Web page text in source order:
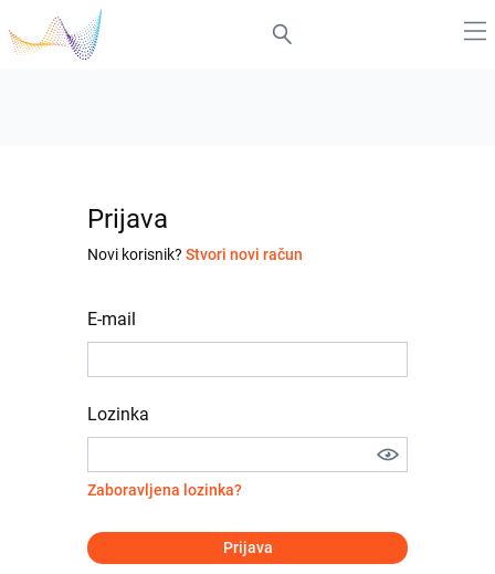
Prijava
Novi korisnik? Stvori novi račun
E-mail
Lozinka
Zaboravljena lozinka?
Prijava